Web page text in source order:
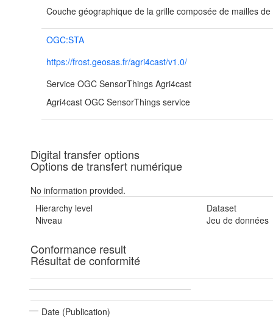
Couche géographique de la grille composée de mailles
OGC:STA
https://frost.geosas.fr/agri4cast/v1.0/
Service OGC SensorThings Agri4cast
Agri4cast OGC SensorThings service
Digital transfer options
Options de transfert numérique
No information provided.
Hierarchy level
Niveau
Dataset
Jeu de données
Conformance result
Résultat de conformité
Date (Publication)